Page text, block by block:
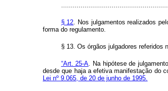
§ 12. Nos julgamentos realizados
forma do regulamento.
§ 13. Os órgãos julgadores referidos
“Art. 25-A. Na hipótese de
desde que haja a efetiva manifestação do
Lei nº 9.065, de 20 de junho de 1995.